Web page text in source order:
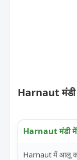
Harnaut
Harnaut मंडी में
Harnaut में आलू